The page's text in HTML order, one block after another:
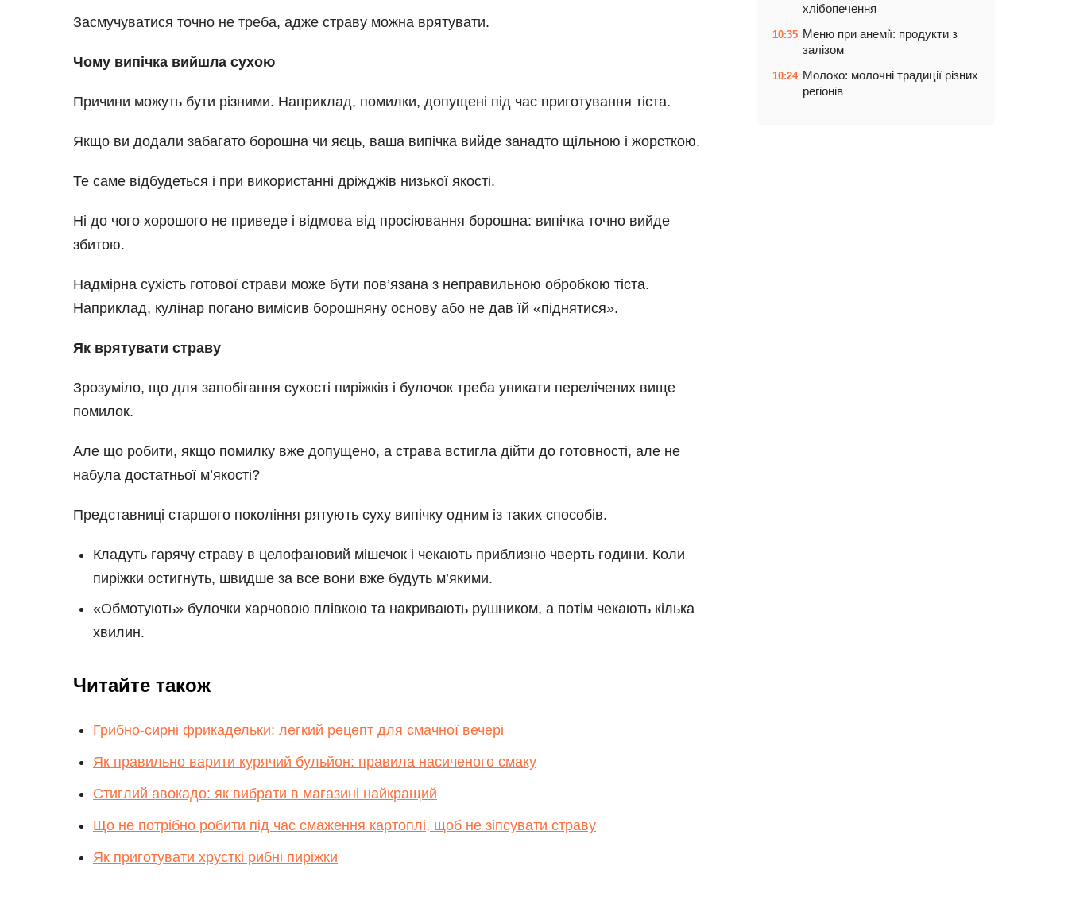
Засмучуватися точно не треба, адже страву можна врятувати.
Чому випічка вийшла сухою
Причини можуть бути різними. Наприклад, помилки, допущені під час приготування тіста.
Якщо ви додали забагато борошна чи яєць, ваша випічка вийде занадто щільною і жорсткою.
Те саме відбудеться і при використанні дріжджів низької якості.
Ні до чого хорошого не приведе і відмова від просіювання борошна: випічка точно вийде
збитою.
Надмірна сухість готової страви може бути пов’язана з неправильною обробкою тіста.
Наприклад, кулінар погано вимісив борошняну основу або не дав їй «піднятися».
Як врятувати страву
Зрозуміло, що для запобігання сухості пиріжків і булочок треба уникати перелічених вище
помилок.
Але що робити, якщо помилку вже допущено, а страва встигла дійти до готовності, але не
набула достатньої м’якості?
Представниці старшого покоління рятують суху випічку одним із таких способів.
Кладуть гарячу страву в целофановий мішечок і чекають приблизно чверть години. Коли
пиріжки остигнуть, швидше за все вони вже будуть м’якими.
«Обмотують» булочки харчовою плівкою та накривають рушником, а потім чекають кілька
хвилин.
Читайте також
Грибно-сирні фрикадельки: легкий рецепт для смачної вечері
Як правильно варити курячий бульйон: правила насиченого смаку
Стиглий авокадо: як вибрати в магазині найкращий
Що не потрібно робити під час смаження картоплі, щоб не зіпсувати страву
Як приготувати хрусткі рибні пиріжки
хлібопечення
10:35 Меню при анемії: продукти з
залізом
10:24 Молоко: молочні традиції різних
регіонів